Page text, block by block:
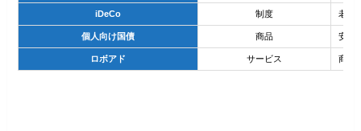
iDeCo 制度 老後
個人向け国債 商品 安全
ロボアド サービス 商品